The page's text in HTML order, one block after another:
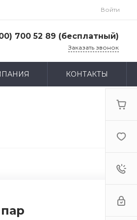
Войти
700 52 89 (бесплатный)
ул. Адмирала Макарова, д. 6, стр.
Заказать звонок
КОНТАКТЫ
пар